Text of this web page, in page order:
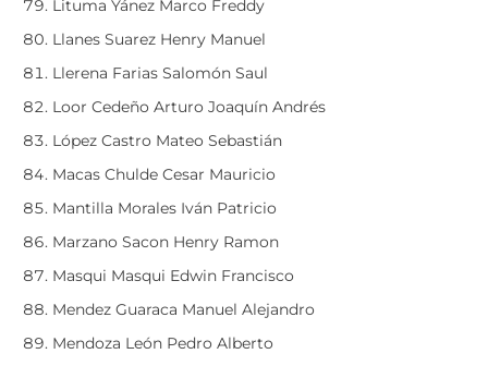
Lituma Yánez Marco Freddy
Llanes Suarez Henry Manuel
Llerena Farias Salomón Saul
Loor Cedeño Arturo Joaquín Andrés
López Castro Mateo Sebastián
Macas Chulde Cesar Mauricio
Mantilla Morales Iván Patricio
Marzano Sacon Henry Ramon
Masqui Masqui Edwin Francisco
Mendez Guaraca Manuel Alejandro
Mendoza León Pedro Alberto